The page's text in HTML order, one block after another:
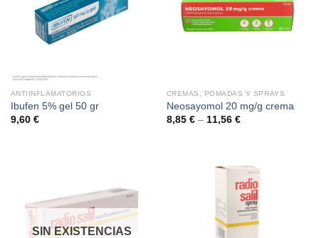
ANTIINFLAMATORIOS
Ibufen 5% gel 50 gr
9,60 €
CREMAS, POMADAS Y SPRAYS
Neosayomol 20 mg/g crema
8,85 €– 11,56 €
SIN EXISTENCIAS